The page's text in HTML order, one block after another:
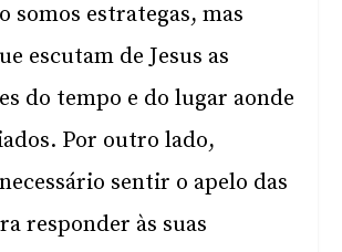
somos estrategas, mas
escutam de Jesus as
do tempo e do lugar aonde
Por outro lado,
sentir o apelo das
responder às suas